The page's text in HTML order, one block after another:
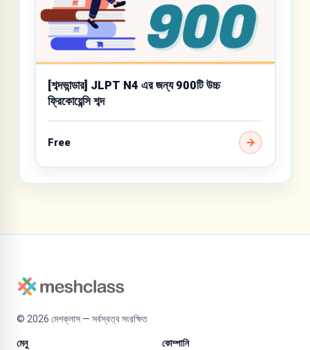
[শব্দভান্ডার] JLPT N4 এর জন্য 900টি উচ্চ
ফ্রিকোয়েন্সি শব্দ
Free
© 2026 মেশক্লাস — সর্বস্বত্ব সংরক্ষিত
মেনু কোম্পানি